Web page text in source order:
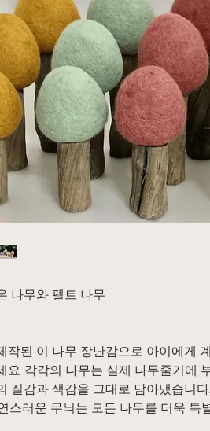
나무와 펠트 나무
작된 이 나무 장난감으로 아이에게
요. 각각의 나무는 실제 나무줄기에
질감과 색감을 그대로 담아냈습니
스러운 무늬는 모든 나무를 더욱 특